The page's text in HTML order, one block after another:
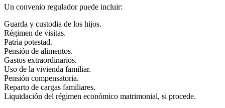
Un convenio regulador puede incluir:
Guarda y custodia de los hijos.
Régimen de visitas.
Patria potestad.
Pensión de alimentos.
Gastos extraordinarios.
Uso de la vivienda familiar.
Pensión compensatoria.
Reparto de cargas familiares.
Liquidación del régimen económico matrimonial, si procede.